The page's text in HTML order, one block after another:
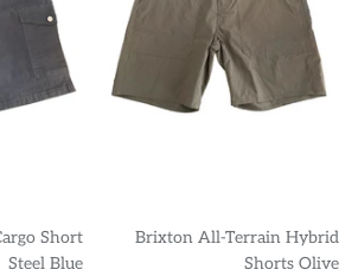
Short
Steel Blue
Brixton All-Terrain Hybrid
Shorts Olive